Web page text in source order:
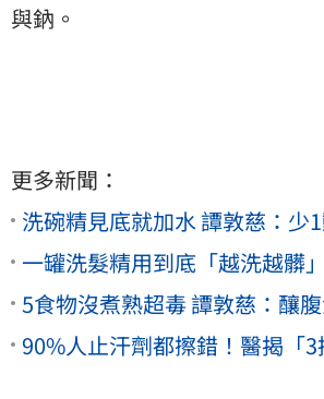
與鈉。
更多新聞：
洗碗精見底就加水 譚敦慈：少
一罐洗髮精用到底「越洗越髒
5食物沒煮熟超毒 譚敦慈：釀
90%人止汗劑都擦錯！醫揭「3